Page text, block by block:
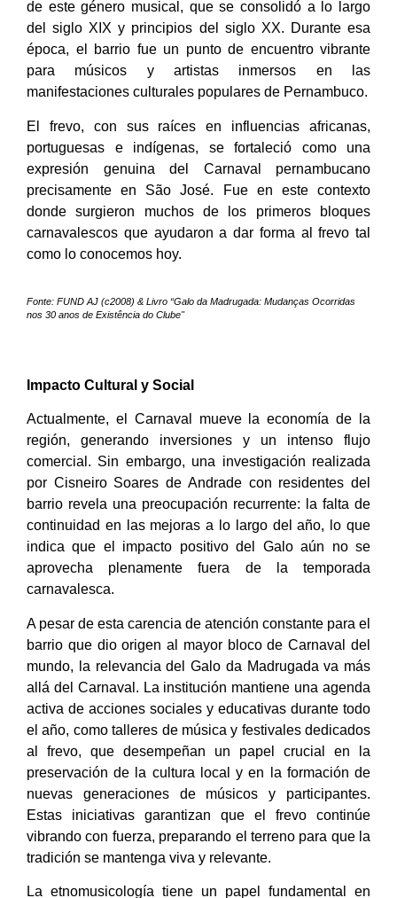
de este género musical, que se consolidó a lo largo
del siglo XIX y principios del siglo XX. Durante esa
época, el barrio fue un punto de encuentro vibrante
para músicos y artistas inmersos en las
manifestaciones culturales populares de Pernambuco.
El frevo, con sus raíces en influencias africanas,
portuguesas e indígenas, se fortaleció como una
expresión genuina del Carnaval pernambucano
precisamente en São José. Fue en este contexto
donde surgieron muchos de los primeros bloques
carnavalescos que ayudaron a dar forma al frevo tal
como lo conocemos hoy.
Fonte: FUND AJ (c2008) & Livro “Galo da Madrugada: Mudanças Ocorridas
nos 30 anos de Existência do Clube"
Impacto Cultural y Social
Actualmente, el Carnaval mueve la economía de la
región, generando inversiones y un intenso flujo
comercial. Sin embargo, una investigación realizada
por Cisneiro Soares de Andrade con residentes del
barrio revela una preocupación recurrente: la falta de
continuidad en las mejoras a lo largo del año, lo que
indica que el impacto positivo del Galo aún no se
aprovecha plenamente fuera de la temporada
carnavalesca.
A pesar de esta carencia de atención constante para el
barrio que dio origen al mayor bloco de Carnaval del
mundo, la relevancia del Galo da Madrugada va más
allá del Carnaval. La institución mantiene una agenda
activa de acciones sociales y educativas durante todo
el año, como talleres de música y festivales dedicados
al frevo, que desempeñan un papel crucial en la
preservación de la cultura local y en la formación de
nuevas generaciones de músicos y participantes.
Estas iniciativas garantizan que el frevo continúe
vibrando con fuerza, preparando el terreno para que la
tradición se mantenga viva y relevante.
La etnomusicología tiene un papel fundamental en